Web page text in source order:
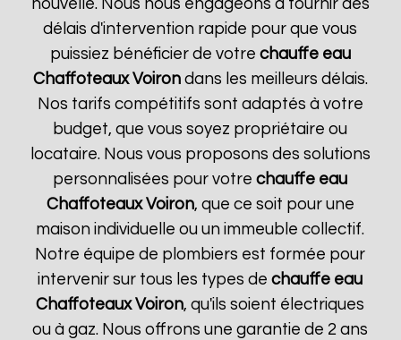
nouvelle. Nous nous engageons à fournir des
délais d'intervention rapide pour que vous
puissiez bénéficier de votre chauffe eau
Chaffoteaux Voirondans les meilleurs délais.
Nos tarifs compétitifs sont adaptés à votre
budget, que vous soyez propriétaire ou
locataire. Nous vous proposons des solutions
personnalisées pour votrechauffe eau
Chaffoteaux Voiron, que ce soit pour une
maison individuelle ou un immeuble collectif.
Notre équipe de plombiers est formée pour
intervenir sur tous les types dechauffe eau
Chaffoteaux Voiron, qu'ils soient électriques
ou à gaz. Nous offrons une garantie de 2 ans